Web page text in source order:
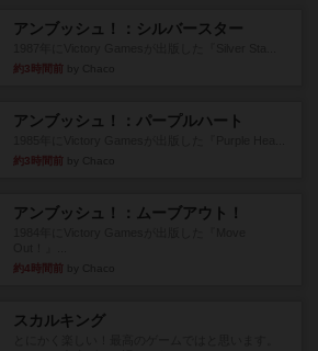
アンブッシュ！：シルバースター
約3時間前
アンブッシュ！：パープルハート
約3時間前
アンブッシュ！：ムーブアウト！
約4時間前
スカルキング